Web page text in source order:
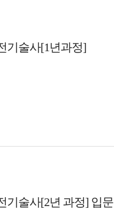
기술사[1년과정]
기술사[2년 과정] 입문